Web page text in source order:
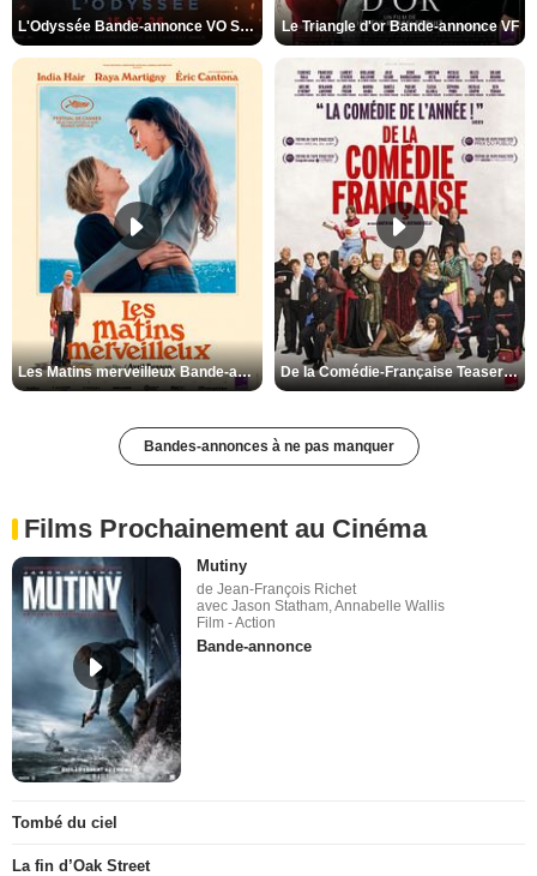
L'Odyssée Bande-annonce VO STFR Le Triangle d'or Bande-annonce VF
Les Matins merveilleux Bande-annonce VF De la Comédie-Française Teaser VF
Bandes-annonces à ne pas manquer
Films Prochainement au Cinéma
Mutiny
de Jean-François Richet
avec Jason Statham, Annabelle Wallis
Film - Action
Bande-annonce
Tombé du ciel
La fin d’Oak Street